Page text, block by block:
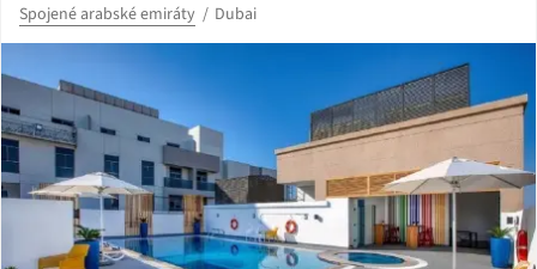
Spojené arabské emiráty Dubai